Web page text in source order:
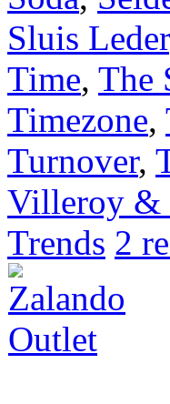
Sluis Leder
Time, The
Timezone,
Turnover,
Villeroy &
Trends 2